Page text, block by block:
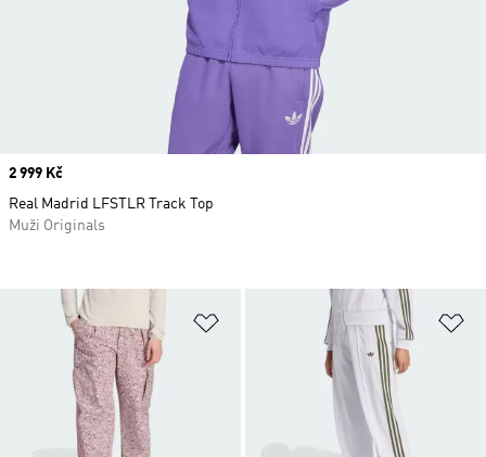
Přidat do seznamu přání
Price
2 999 Kč
Real Madrid LFSTLR Track Top
Muži Originals